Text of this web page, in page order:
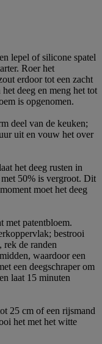
lepel of silicone spatel
Roer het
erdoor tot een zacht
deeg en meng het tot
is opgenomen.
deel van de keuken;
uit en vouw het over
het deeg rusten in
50% is vergroot. Dit
moet het deeg
met patentbloem.
bestrooi
rek de randen
waardoor een
een deegschraper om
laat 15 minuten
25 cm of een rijsmand
het met het witte